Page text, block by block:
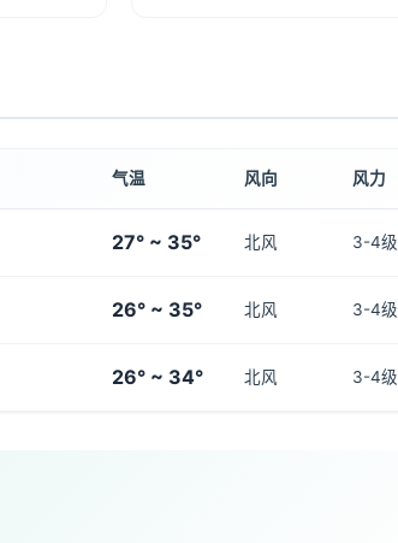
气温 风向 风力
27° ~ 35° 北风 3-4级
26° ~ 35° 北风 3-4级
26° ~ 34° 北风 3-4级